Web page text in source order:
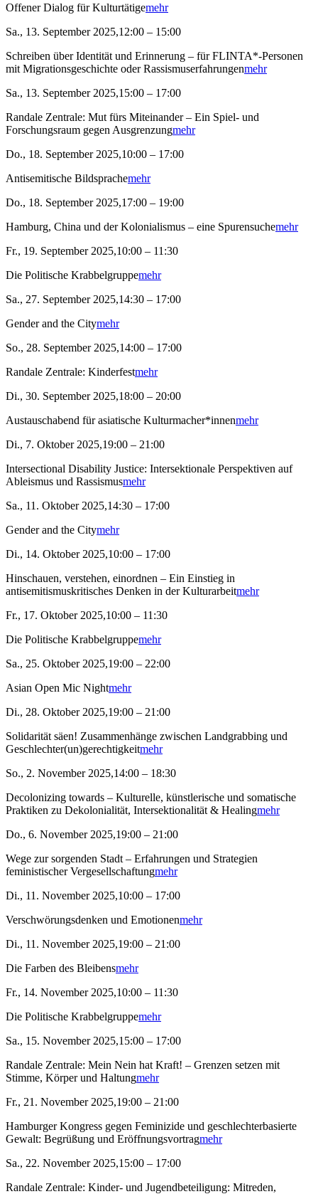
Offener Dialog für Kulturtätigemehr
Sa., 13. September 2025,12:00 – 15:00
Schreiben über Identität und Erinnerung – für FLINTA*-Personen
mit Migrationsgeschichte oder Rassismuserfahrungenmehr
Sa., 13. September 2025,15:00 – 17:00
Randale Zentrale: Mut fürs Miteinander – Ein Spiel- und
Forschungsraum gegen Ausgrenzungmehr
Do., 18. September 2025,10:00 – 17:00
Antisemitische Bildsprachemehr
Do., 18. September 2025,17:00 – 19:00
Hamburg, China und der Kolonialismus – eine Spurensuchemehr
Fr., 19. September 2025,10:00 – 11:30
Die Politische Krabbelgruppemehr
Sa., 27. September 2025,14:30 – 17:00
Gender and the Citymehr
So., 28. September 2025,14:00 – 17:00
Randale Zentrale: Kinderfestmehr
Di., 30. September 2025,18:00 – 20:00
Austauschabend für asiatische Kulturmacher*innenmehr
Di., 7. Oktober 2025,19:00 – 21:00
Intersectional Disability Justice: Intersektionale Perspektiven auf
Ableismus und Rassismusmehr
Sa., 11. Oktober 2025,14:30 – 17:00
Gender and the Citymehr
Di., 14. Oktober 2025,10:00 – 17:00
Hinschauen, verstehen, einordnen – Ein Einstieg in
antisemitismuskritisches Denken in der Kulturarbeitmehr
Fr., 17. Oktober 2025,10:00 – 11:30
Die Politische Krabbelgruppemehr
Sa., 25. Oktober 2025,19:00 – 22:00
Asian Open Mic Nightmehr
Di., 28. Oktober 2025,19:00 – 21:00
Solidarität säen! Zusammenhänge zwischen Landgrabbing und
Geschlechter(un)gerechtigkeitmehr
So., 2. November 2025,14:00 – 18:30
Decolonizing towards – Kulturelle, künstlerische und somatische
Praktiken zu Dekolonialität, Intersektionalität & Healingmehr
Do., 6. November 2025,19:00 – 21:00
Wege zur sorgenden Stadt – Erfahrungen und Strategien
feministischer Vergesellschaftungmehr
Di., 11. November 2025,10:00 – 17:00
Verschwörungsdenken und Emotionenmehr
Di., 11. November 2025,19:00 – 21:00
Die Farben des Bleibensmehr
Fr., 14. November 2025,10:00 – 11:30
Die Politische Krabbelgruppemehr
Sa., 15. November 2025,15:00 – 17:00
Randale Zentrale: Mein Nein hat Kraft! – Grenzen setzen mit
Stimme, Körper und Haltungmehr
Fr., 21. November 2025,19:00 – 21:00
Hamburger Kongress gegen Feminizide und geschlechterbasierte
Gewalt: Begrüßung und Eröffnungsvortragmehr
Sa., 22. November 2025,15:00 – 17:00
Randale Zentrale: Kinder- und Jugendbeteiligung: Mitreden,